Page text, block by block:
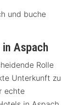
und buche
Aspach
Rolle
Unterkunft zu
echte